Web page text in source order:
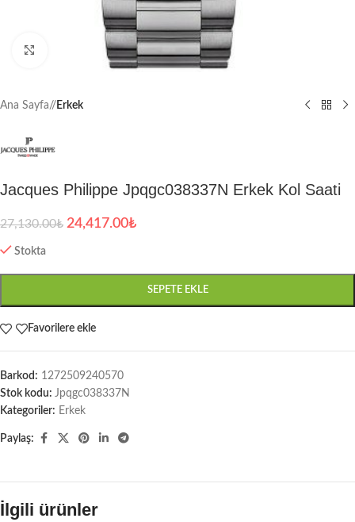
Büyütmek için tıklayın
Ana Sayfa/ Erkek
Jacques Philippe Jpqgc038337N Erkek Kol Saati
27,130.00₺ 24,417.00₺
Stokta
SEPETE EKLE
Favorilere ekle
Barkod: 1272509240570
Stok kodu: Jpqgc038337N
Kategoriler: Erkek
Paylaş:
İlgili ürünler